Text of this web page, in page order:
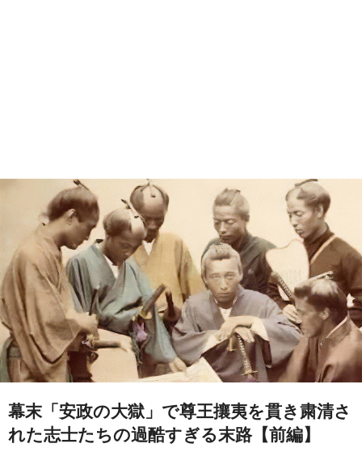
幕末「安政の大獄」で尊王攘夷を貫き粛清さ
れた志士たちの過酷すぎる末路【前編】